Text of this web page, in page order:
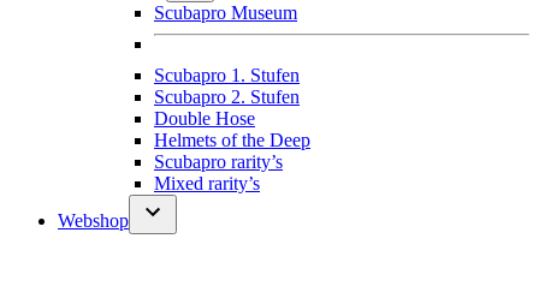
Scubapro Museum
Scubapro 1. Stufen
Scubapro 2. Stufen
Double Hose
Helmets of the Deep
Scubapro rarity’s
Mixed rarity’s
Webshop